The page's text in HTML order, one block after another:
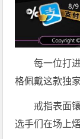
每一位打
格佩戴这款独
戒指表面
选手们在场上